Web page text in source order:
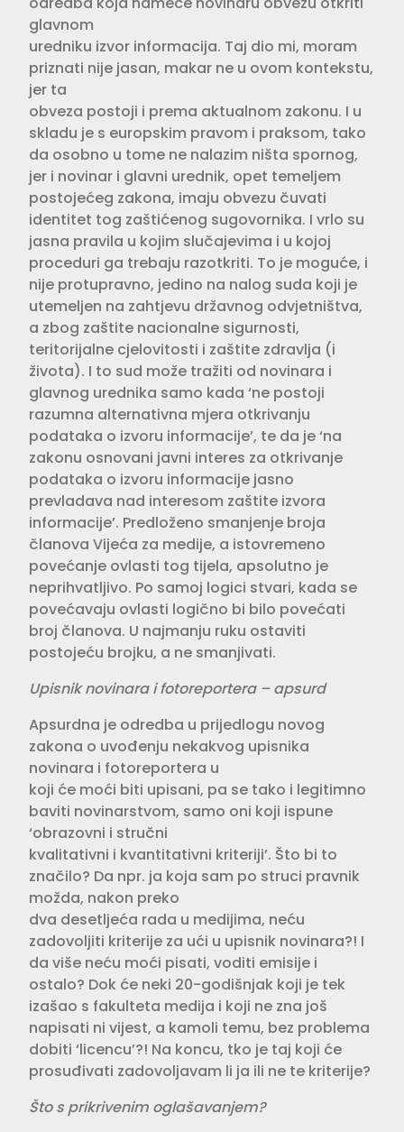
glavnom
uredniku izvor informacija. Taj dio mi, moram
priznati nije jasan, makar ne u ovom kontekstu,
jer ta
obveza postoji i prema aktualnom zakonu. I u
skladu je s europskim pravom i praksom, tako
da osobno u tome ne nalazim ništa spornog,
jer i novinar i glavni urednik, opet temeljem
postojećeg zakona, imaju obvezu čuvati
identitet tog zaštićenog sugovornika. I vrlo su
jasna pravila u kojim slučajevima i u kojoj
proceduri ga trebaju razotkriti. To je moguće, i
nije protupravno, jedino na nalog suda koji je
utemeljen na zahtjevu državnog odvjetništva,
a zbog zaštite nacionalne sigurnosti,
teritorijalne cjelovitosti i zaštite zdravlja (i
života). I to sud može tražiti od novinara i
glavnog urednika samo kada ‘ne postoji
razumna alternativna mjera otkrivanju
podataka o izvoru informacije’, te da je ‘na
zakonu osnovani javni interes za otkrivanje
podataka o izvoru informacije jasno
prevladava nad interesom zaštite izvora
informacije’. Predloženo smanjenje broja
članova Vijeća za medije, a istovremeno
povećanje ovlasti tog tijela, apsolutno je
neprihvatljivo. Po samoj logici stvari, kada se
povećavaju ovlasti logično bi bilo povećati
broj članova. U najmanju ruku ostaviti
postojeću brojku, a ne smanjivati.
Upisnik novinara i fotoreportera – apsurd
Apsurdna je odredba u prijedlogu novog
zakona o uvođenju nekakvog upisnika
novinara i fotoreportera u
koji će moći biti upisani, pa se tako i legitimno
baviti novinarstvom, samo oni koji ispune
‘obrazovni i stručni
kvalitativni i kvantitativni kriteriji’. Što bi to
značilo? Da npr. ja koja sam po struci pravnik
možda, nakon preko
dva desetljeća rada u medijima, neću
zadovoljiti kriterije za ući u upisnik novinara?! I
da više neću moći pisati, voditi emisije i
ostalo? Dok će neki 20-godišnjak koji je tek
izašao s fakulteta medija i koji ne zna još
napisati ni vijest, a kamoli temu, bez problema
dobiti ‘licencu’?! Na koncu, tko je taj koji će
prosuđivati zadovoljavam li ja ili ne te kriterije?
Što s prikrivenim oglašavanjem?